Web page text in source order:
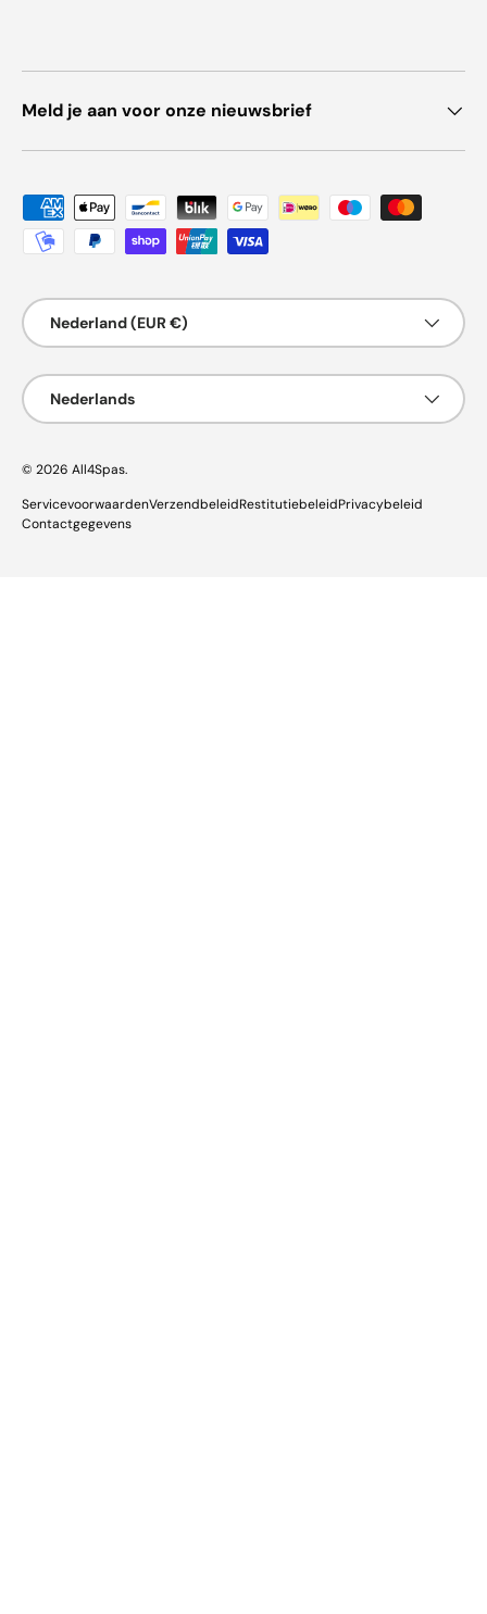
Meld je aan voor onze nieuwsbrief
Geaccepteerde betaalmethoden
Land/Regio
Nederland (EUR €)
Taal
Nederlands
© 2026 All4Spas.
ServicevoorwaardenVerzendbeleidRestitutiebeleidPrivacybeleid
Contactgegevens